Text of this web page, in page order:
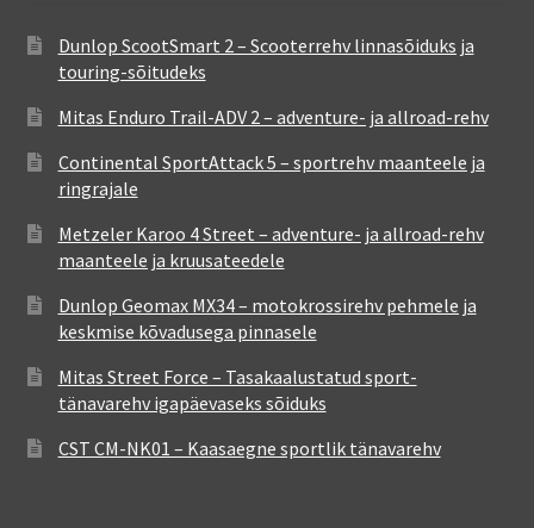
Dunlop ScootSmart 2 – Scooterrehv linnasõiduks ja
touring-sõitudeks
Mitas Enduro Trail-ADV 2 – adventure- ja allroad-rehv
Continental SportAttack 5 – sportrehv maanteele ja
ringrajale
Metzeler Karoo 4 Street – adventure- ja allroad-rehv
maanteele ja kruusateedele
Dunlop Geomax MX34 – motokrossirehv pehmele ja
keskmise kõvadusega pinnasele
Mitas Street Force – Tasakaalustatud sport-
tänavarehv igapäevaseks sõiduks
CST CM-NK01 – Kaasaegne sportlik tänavarehv